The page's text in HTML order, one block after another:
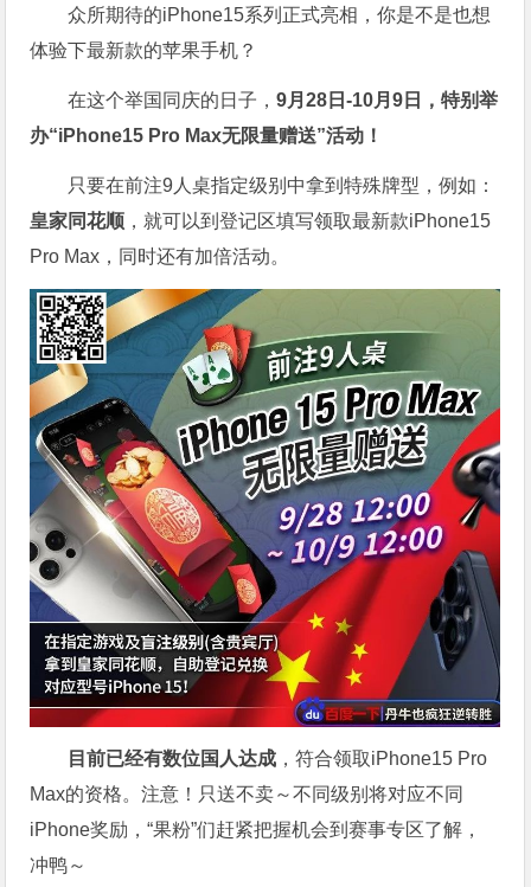
众所期待的iPhone15系列正式亮相，你是不是也想
体验下最新款的苹果手机？
在这个举国同庆的日子，9月28日-10月9日，特别举
办“iPhone15 Pro Max无限量赠送”活动！
只要在前注9人桌指定级别中拿到特殊牌型，例如：
皇家同花顺 ，就可以到登记区填写领取最新款iPhone15
Pro Max，同时还有加倍活动。
目前已经有数位国人达成 ，符合领取iPhone15 Pro
Max的资格。注意！只送不卖～不同级别将对应不同
iPhone奖励，“果粉”们赶紧把握机会到赛事专区了解，
冲鸭～